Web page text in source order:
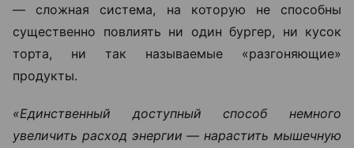
— сложная система, на которую не способны
существенно повлиять ни один бургер, ни кусок
торта, ни так называемые «разгоняющие»
продукты.
«Единственный доступный способ немного
увеличить расход энергии — нарастить мышечную